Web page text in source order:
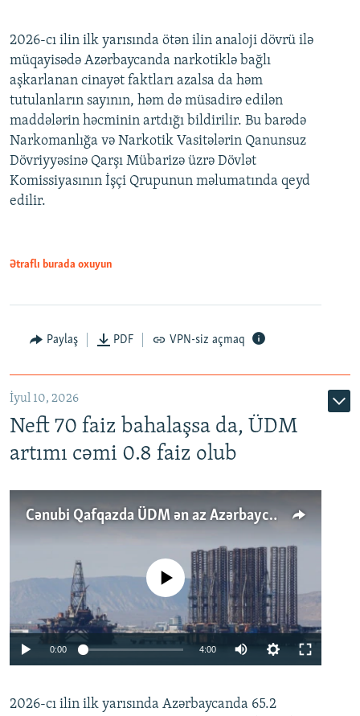
2026-cı ilin ilk yarısında ötən ilin analoji dövrü ilə
müqayisədə Azərbaycanda narkotiklə bağlı
aşkarlanan cinayət faktları azalsa da həm
tutulanların sayının, həm də müsadirə edilən
maddələrin həcminin artdığı bildirilir. Bu barədə
Narkomanlığa və Narkotik Vasitələrin Qanunsuz
Dövriyyəsinə Qarşı Mübarizə üzrə Dövlət
Komissiyasının İşçi Qrupunun məlumatında qeyd
edilir.
Ətraflı burada oxuyun
Paylaş PDF VPN-siz açmaq
İyul 10, 2026
Neft 70 faiz bahalaşsa da, ÜDM
artımı cəmi 0.8 faiz olub
Cənubi Qafqazda ÜDM ən az Azərbaycanda artır: Qonşuları niyə Bakını qabaqlaya bilir?
No media source currently available
0:00 4:00
360p
2026-cı ilin ilk yarısında Azərbaycanda 65.2